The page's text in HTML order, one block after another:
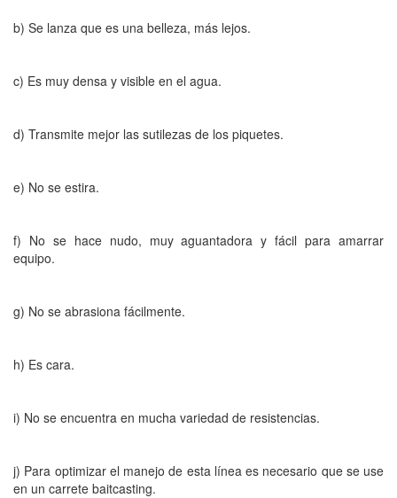
b) Se lanza que es una belleza, más lejos.
c) Es muy densa y visible en el agua.
d) Transmite mejor las sutilezas de los piquetes.
e) No se estira.
f) No se hace nudo, muy aguantadora y fácil para amarrar
equipo.
g) No se abrasiona fácilmente.
h) Es cara.
i) No se encuentra en mucha variedad de resistencias.
j) Para optimizar el manejo de esta línea es necesario que se use
en un carrete baitcasting.